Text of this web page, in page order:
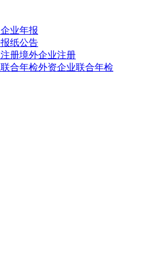
企业年报
报纸公告
境外企业注册
外资企业联合年检